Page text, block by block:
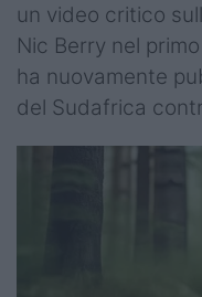
un video critico
Nic Berry nel
ha nuovamente
del Sudafrica